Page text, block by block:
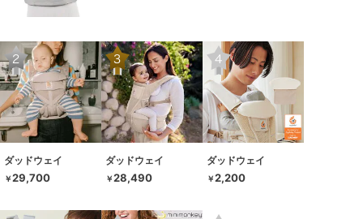
ダッドウェイ
￥29,700
ダッドウェイ
￥28,490
ダッドウェイ
￥2,200